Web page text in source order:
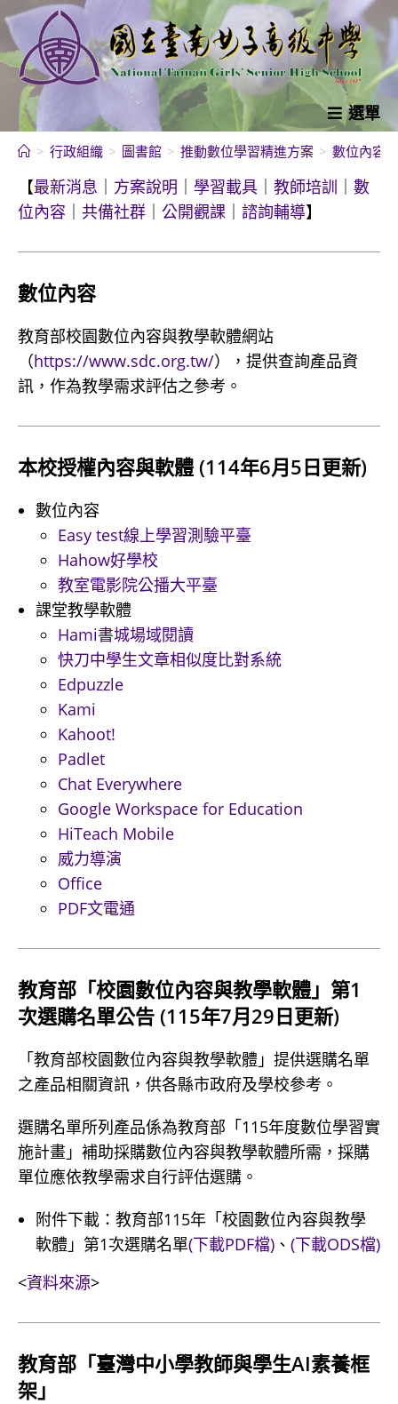
跳
轉
至
內
選單
> 行政組織 > 圖書館 > 推動數位學習精進方案 > 數位內容
【最新消息 方案說明 學習載具 教師培訓
數
位內容
共備社群 公開觀課 諮詢輔導】
數位內容
教育部校園數位內容與教學軟體網站
（https://www.sdc.org.tw/），提供查詢產品資
訊，作為教學需求評估之參考。
本校授權內容與軟體 (114年6月5日更新)
數位內容
Easy test線上學習測驗平臺
Hahow好學校
教室電影院公播大平臺
課堂教學軟體
Hami書城場域閱讀
快刀中學生文章相似度比對系統
Edpuzzle
Kami
Kahoot!
Padlet
Chat Everywhere
Google Workspace for Education
HiTeach Mobile
威力導演
Office
PDF文電通
教育部「校園數位內容與教學軟體」第1
次選購名單公告 (115年7月29日更新)
「教育部校園數位內容與教學軟體」提供選購名單
之產品相關資訊，供各縣市政府及學校參考。
選購名單所列產品係為教育部「115年度數位學習實
施計畫」補助採購數位內容與教學軟體所需，採購
單位應依教學需求自行評估選購。
附件下載：教育部115年「校園數位內容與教學
軟體」第1次選購名單(下載PDF檔) 、 (下載ODS檔)
<資料來源>
教育部「臺灣中小學教師與學生AI素養框
架」